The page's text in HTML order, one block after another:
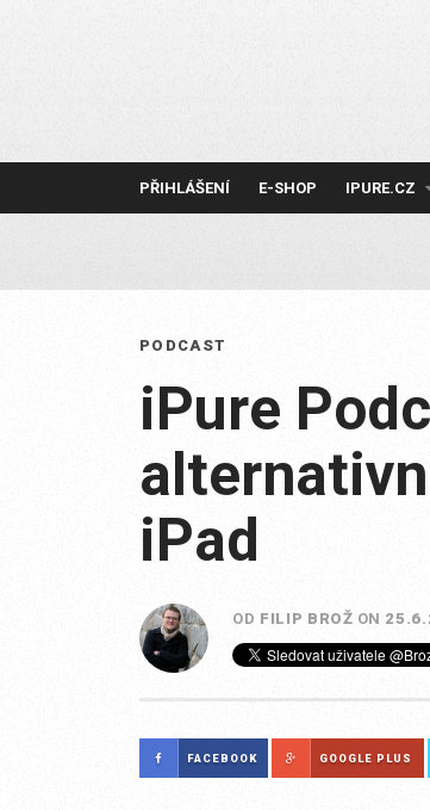
PŘIHLÁŠENÍ E-SHOP IPURE.CZ
PODCAST
iPure
iPad
OD FILIP BROŽ ON
FACEBOOK GOOGLE PLUS